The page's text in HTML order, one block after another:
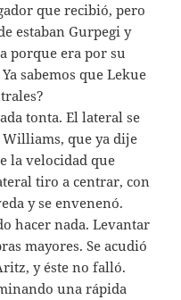
que recibió, pero
estaban Gurpegi y
porque era por su
sabemos que Lekue
tonta. El lateral se
que ya dije
la velocidad que
tiro a centrar, con
y se envenenó.
hacer nada. Levantar
mayores. Se acudió
y éste no falló.
una rápida